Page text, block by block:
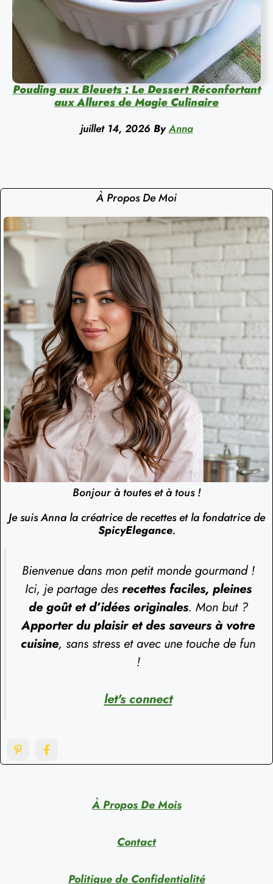
Pouding aux Bleuets : Le Dessert Réconfortant
aux Allures de Magie Culinaire
juillet 14, 2026 By Anna
À Propos De Moi
Bonjour à toutes et à tous !
Je suis Anna la créatrice de recettes et la fondatrice de
SpicyElegance.
Bienvenue dans mon petit monde gourmand !
Ici, je partage des recettes faciles, pleines
de goût et d’idées originales. Mon but ?
Apporter du plaisir et des saveurs à votre
cuisine, sans stress et avec une touche de fun
!
let's connect
À Propos De Mois
Contact
Politique de Confidentialité